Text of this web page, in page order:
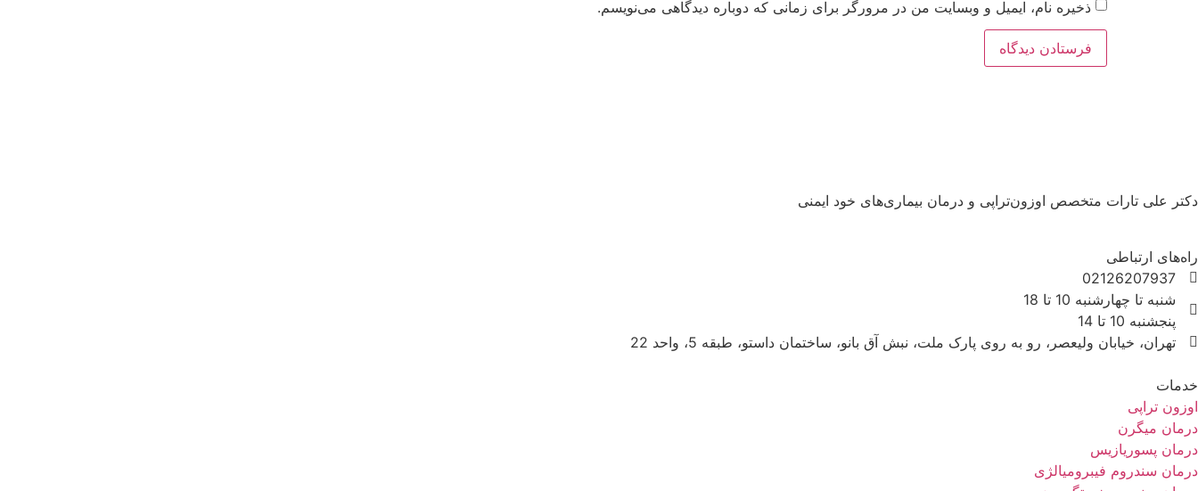
ذخیره نام، ایمیل و وبسایت من در مرورگر برای زمانی که دوباره دیدگاهی می‌نویسم.
دکتر علی تارات متخصص اوزون‌تراپی و درمان بیماری‌های خود ایمنی
راه‌های ارتباطی
02126207937
شنبه تا چهارشنبه 10 تا 18
پنجشنبه 10 تا 14
تهران، خیابان ولیعصر، رو به روی پارک ملت، نبش آق بانو، ساختمان داستو، طبقه 5، واحد 22
خدمات
اوزون تراپی
درمان میگرن
درمان پسوریازیس
درمان سندروم فیبرومیالژی